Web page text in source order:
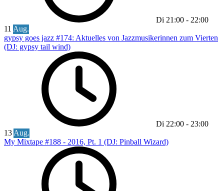
Di 21:00 - 22:00
11 Aug.
gypsy goes jazz #174: Aktuelles von Jazzmusikerinnen zum Vierten
(DJ: gypsy tail wind)
Di 22:00 - 23:00
13 Aug.
My Mixtape #188 - 2016, Pt. 1 (DJ: Pinball Wizard)